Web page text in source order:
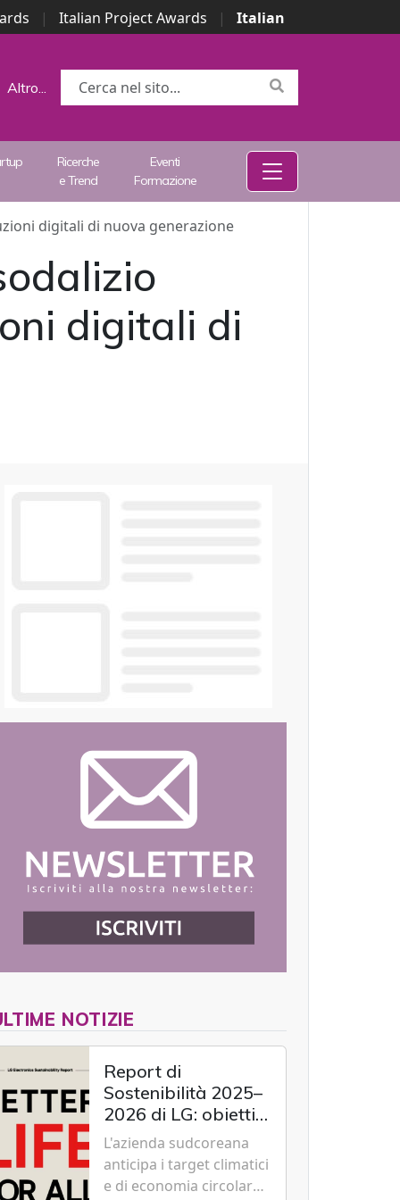
| Italian Project Awards |
Italian
Altro...
Ricerche
e Trend
Eventi
Formazione
digitali di nuova generazione
digitali di
NOTIZIE
Report di
Sostenibilità 2025–
2026 di LG: obiettivi
2030 raggiunti con
cinque anni
d'anticipo
L'azienda sudcoreana
anticipa i target climatici
e di economia circolare,